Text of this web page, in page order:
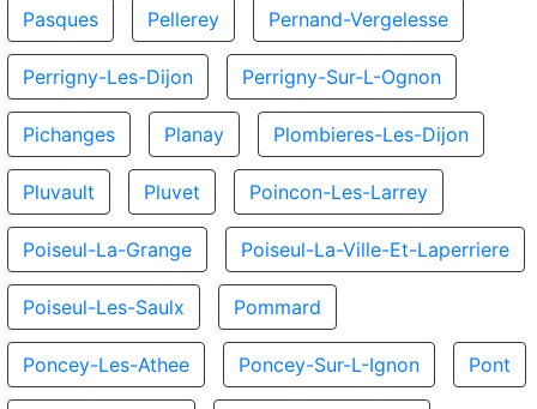
Pasques Pellerey Pernand-Vergelesse
Perrigny-Les-Dijon Perrigny-Sur-L-Ognon
Pichanges Planay Plombieres-Les-Dijon
Pluvault Pluvet Poincon-Les-Larrey
Poiseul-La-Grange Poiseul-La-Ville-Et-Laperriere
Poiseul-Les-Saulx Pommard
Poncey-Les-Athee Poncey-Sur-L-Ignon Pont